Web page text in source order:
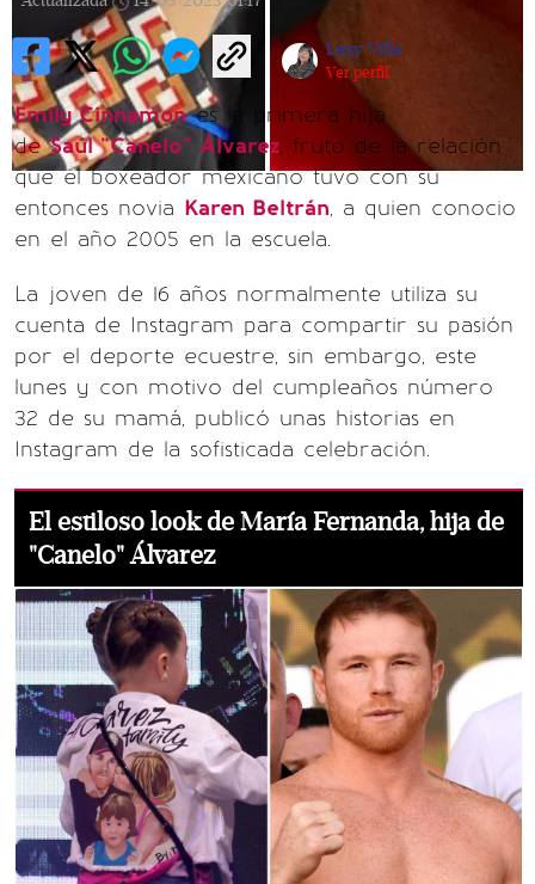
Lexy Villa
Ver perfil
Emily Cinnamones la primera hija
deSaúl "Canelo" Álvarez, fruto de la relación
que el boxeador mexicano tuvo con su
entonces novia Karen Beltrán, a quien conocio
en el año 2005 en la escuela.
La joven de 16 años normalmente utiliza su
cuenta de Instagram para compartir su pasión
por el deporte ecuestre, sin embargo, este
lunes y con motivo del cumpleaños número
32 de su mamá, publicó unas historias en
Instagram de la sofisticada celebración.
El estiloso look de María Fernanda, hija de
"Canelo" Álvarez